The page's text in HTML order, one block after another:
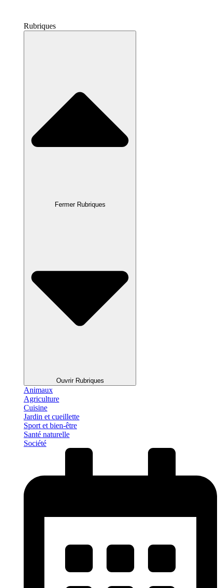
Rubriques
Fermer Rubriques
Ouvrir Rubriques
Animaux
Agriculture
Cuisine
Jardin et cueillette
Sport et bien-être
Santé naturelle
Société